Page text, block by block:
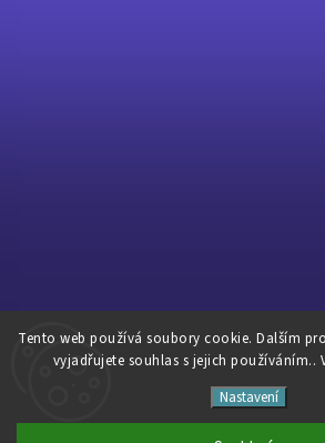
Tento web používá soubory cookie. Dalším
vyjadřujete souhlas s jejich používáním..
Nastavení
Sledovat na Instagramu
Pavé Cycles. Všechna